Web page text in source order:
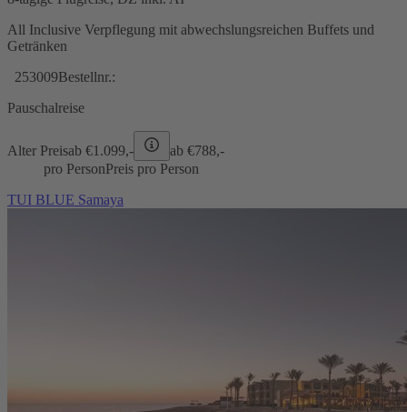
All Inclusive Verpflegung mit abwechslungsreichen Buffets und
Getränken
253009Bestellnr.:
Pauschalreise
Alter Preisab €1.099,- ab €788,-
pro PersonPreis pro Person
TUI BLUE Samaya